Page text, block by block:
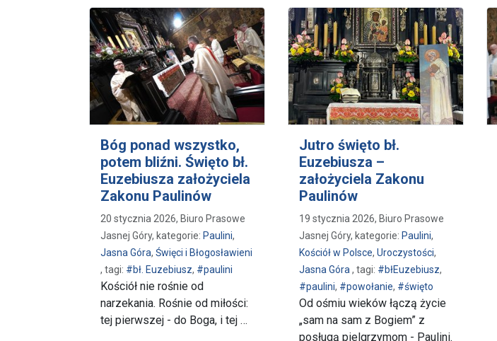
Bóg ponad wszystko,
potem bliźni. Święto bł.
Euzebiusza założyciela
Zakonu Paulinów
20 stycznia 2026, Biuro Prasowe
Jasnej Góry, kategorie: Paulini,
Jasna Góra, Święci i Błogosławieni
, tagi: #bł. Euzebiusz, #paulini
Kościół nie rośnie od
narzekania. Rośnie od miłości:
tej pierwszej - do Boga, i tej …
Jutro święto bł.
Euzebiusza –
założyciela Zakonu
Paulinów
19 stycznia 2026, Biuro Prasowe
Jasnej Góry, kategorie: Paulini,
Kościół w Polsce, Uroczystości,
Jasna Góra , tagi: #błEuzebiusz,
#paulini, #powołanie, #święto
Od ośmiu wieków łączą życie
„sam na sam z Bogiem” z
posługą pielgrzymom - Paulini.